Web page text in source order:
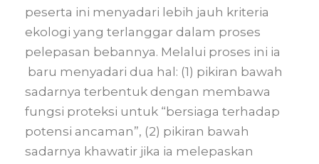
peserta ini menyadari lebih jauh kriteria
ekologi yang terlanggar dalam proses
pelepasan bebannya. Melalui proses ini ia
baru menyadari dua hal: (1) pikiran bawah
sadarnya terbentuk dengan membawa
fungsi proteksi untuk “bersiaga terhadap
potensi ancaman”, (2) pikiran bawah
sadarnya khawatir jika ia melepaskan